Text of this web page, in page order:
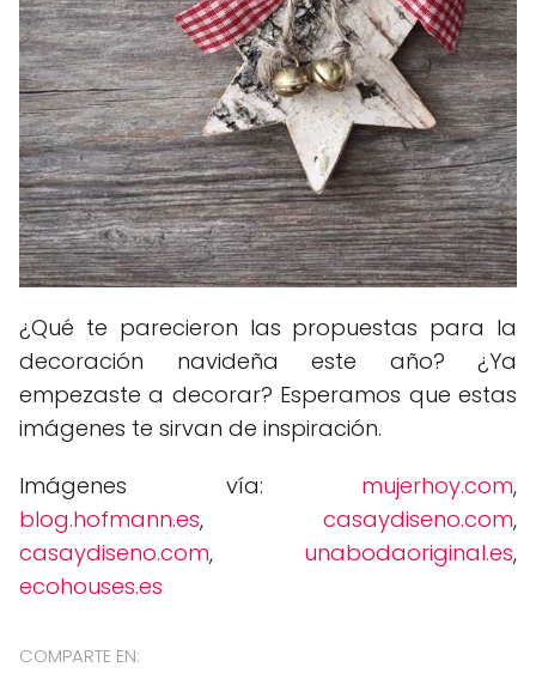
¿Qué te parecieron las propuestas para la
decoración navideña este año? ¿Ya
empezaste a decorar? Esperamos que estas
imágenes te sirvan de inspiración.
Imágenes vía: mujerhoy.com,
blog.hofmann.es, casaydiseno.com,
casaydiseno.com, unabodaoriginal.es,
ecohouses.es
COMPARTE EN: